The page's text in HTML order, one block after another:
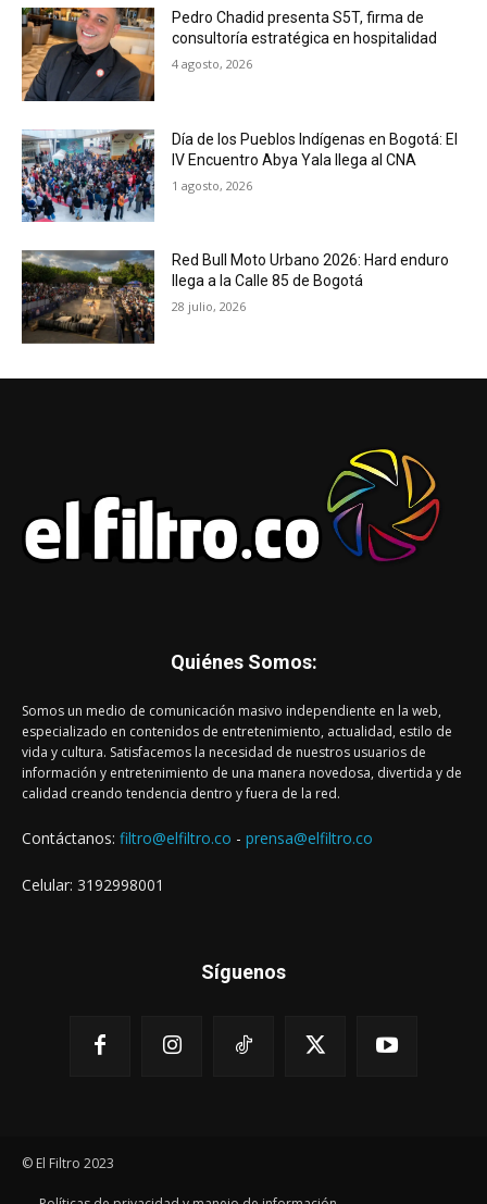
Pedro Chadid presenta S5T, firma de
consultoría estratégica en hospitalidad
4 agosto, 2026
Día de los Pueblos Indígenas en Bogotá: El
IV Encuentro Abya Yala llega al CNA
1 agosto, 2026
Red Bull Moto Urbano 2026: Hard enduro
llega a la Calle 85 de Bogotá
28 julio, 2026
Quiénes Somos:
Somos un medio de comunicación masivo independiente en la web,
especializado en contenidos de entretenimiento, actualidad, estilo de
vida y cultura. Satisfacemos la necesidad de nuestros usuarios de
información y entretenimiento de una manera novedosa, divertida y de
calidad creando tendencia dentro y fuera de la red.
Contáctanos: filtro@elfiltro.co - prensa@elfiltro.co
Celular: 3192998001
Síguenos
© El Filtro 2023